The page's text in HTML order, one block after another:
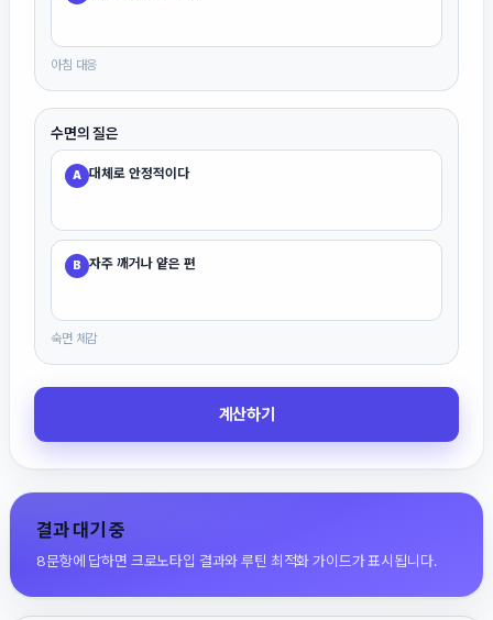
아침 대응
수면의 질은
A 대체로 안정적이다
B 자주 깨거나 얕은 편
숙면 체감
계산하기
결과 대기 중
8문항에 답하면 크로노타입 결과와 루틴 최적화 가이드가 표시됩니다.